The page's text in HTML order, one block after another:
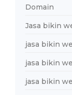
Domain
Jasa bikin
jasa bikin
jasa bikin
jasa bikin